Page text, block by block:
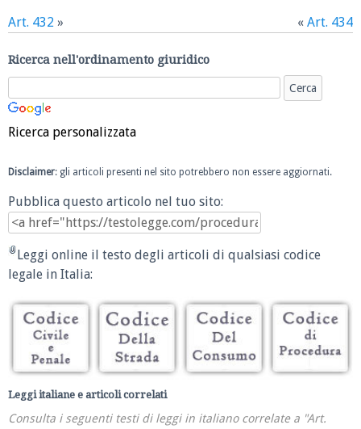
Art. 432 » « Art. 434
Ricerca nell'ordinamento giuridico
Ricerca personalizzata
Disclaimer: gli articoli presenti nel sito potrebbero non essere aggiornati.
Pubblica questo articolo nel tuo sito:
Leggi online il testo degli articoli di qualsiasi codice
legale in Italia:
Leggi italiane e articoli correlati
Consulta i seguenti testi di leggi in italiano correlate a "Art.